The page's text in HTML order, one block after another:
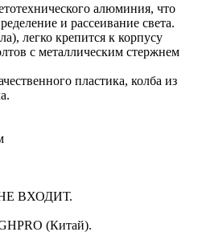
алюминия, что
и рассеивание света.
легко крепится к корпусу
с металлическим стержнем
пластика, колба из
НЕ ВХОДИТ.
(Китай).